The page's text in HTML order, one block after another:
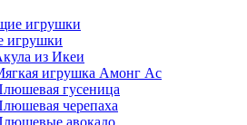
игрушки
игрушки
из Икеи
игрушка Амонг Ас
гусеница
черепаха
авокадо